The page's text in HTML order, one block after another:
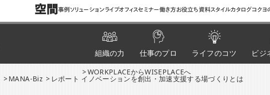
空間事例ソリューションライブオフィスセミナー働き方お役立ち資料スタイルカタログコク
組織の力 仕事のプロ ライフのコツ ビジ
MANA-Biz レポート
WORKPLACEからWISEPLACEへ
イノベーションを創出・加速支援する場づくりとは